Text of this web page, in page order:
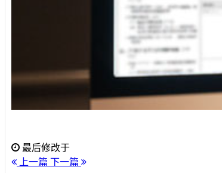
最后修改于
上一篇 下一篇